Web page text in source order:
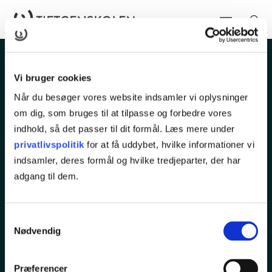
Vi bruger cookies
Når du besøger vores website indsamler vi oplysninger
om dig, som bruges til at tilpasse og forbedre vores
indhold, så det passer til dit formål. Læs mere under
privatlivspolitik for at få uddybet, hvilke informationer vi
indsamler, deres formål og hvilke tredjeparter, der har
adgang til dem.
Nødvendig
Præferencer
Rugårdsvej 286
5210 Odense NV
Tlf.65 45 25 00